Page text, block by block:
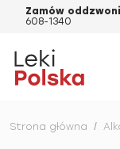
Zamów
608-1340
Strona główna /